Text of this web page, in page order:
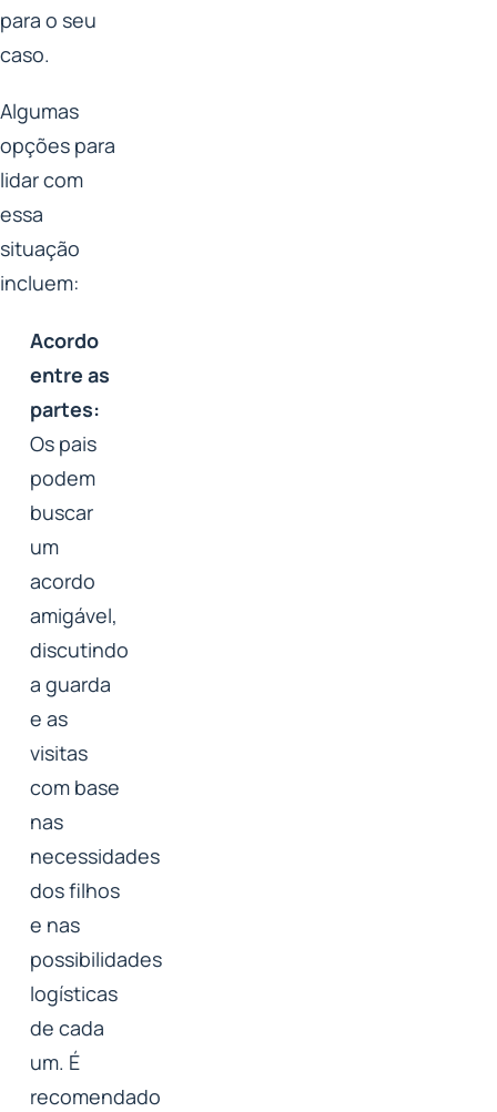
para o seu
caso.
Algumas
opções para
lidar com
essa
situação
incluem:
Acordo
entre as
partes:
Os pais
podem
buscar
um
acordo
amigável,
discutindo
a guarda
e as
visitas
com base
nas
necessidades
dos filhos
e nas
possibilidades
logísticas
de cada
um. É
recomendado